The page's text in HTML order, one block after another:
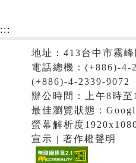
:::
地址：413台中市霧
電話總機：(+886)-4-
(+886)-4-2339-9072
辦公時間：上午8時
最佳瀏覽狀態：
螢幕解析度
宣示 | 著作權聲明